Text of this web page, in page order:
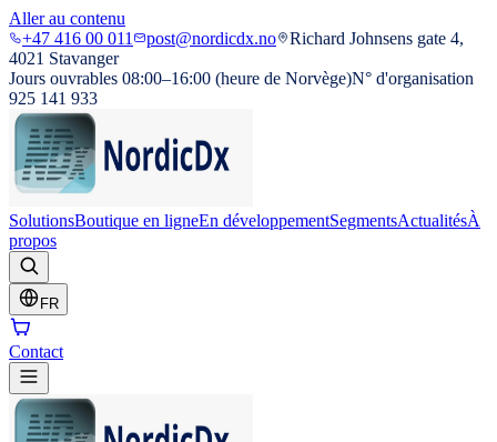
Aller au contenu
+47 416 00 011
post@nordicdx.no
Richard Johnsens gate 4,
4021 Stavanger
Jours ouvrables 08:00–16:00 (heure de Norvège)N° d'organisation
925 141 933
SolutionsBoutique en ligneEn développementSegmentsActualitésÀ
propos
FR
Contact